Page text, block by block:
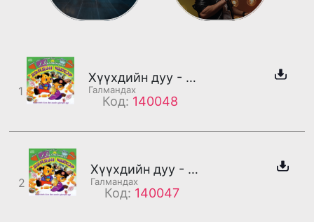
1
Хүүхдийн дуу - Үлгэрийн бороо
Галмандах
Код: 140048
2
Хүүхдийн дуу - Наргиа
Галмандах
Код: 140047